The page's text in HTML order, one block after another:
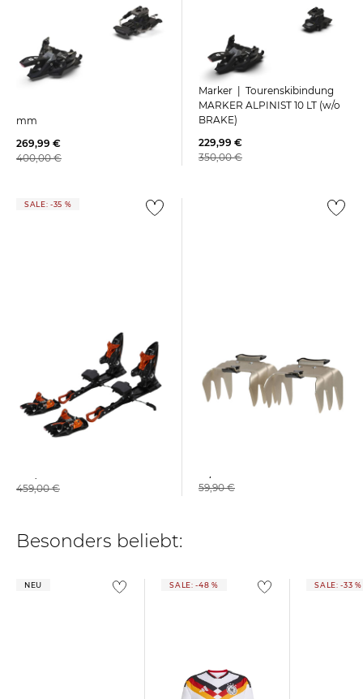
mm
269,99 €
400,00 €
Marker | Tourenskibindung
MARKER ALPINIST 10 LT (w/o
BRAKE)
229,99 €
350,00 €
SALE: -35 %
Marker | Tourenbindung
459,00 €
59,90 €
Besonders beliebt:
NEU SALE: -48 % SALE: -33 %